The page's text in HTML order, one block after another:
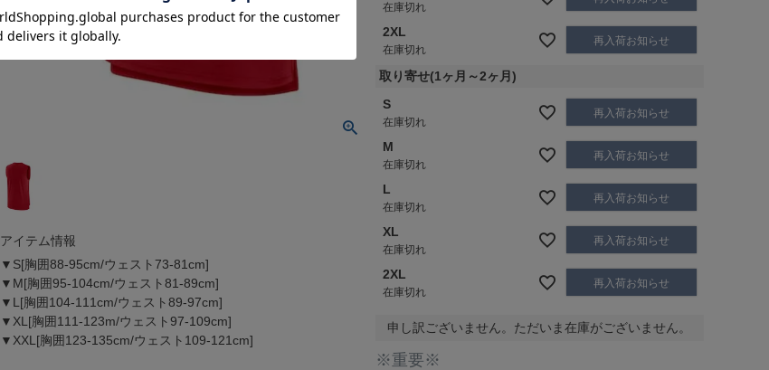
アイテム情報
▼S[胸囲88-95cm/ウェスト73-81cm]
▼M[胸囲95-104cm/ウェスト81-89cm]
▼L[胸囲104-111cm/ウェスト89-97cm]
▼XL[胸囲111-123m/ウェスト97-109cm]
▼XXL[胸囲123-135cm/ウェスト109-121cm]
在庫切れ
2XL
在庫切れ
再入荷お知らせ
取り寄せ(1ヶ月～2ヶ月)
S
在庫切れ
再入荷お知らせ
M
在庫切れ
再入荷お知らせ
L
在庫切れ
再入荷お知らせ
XL
在庫切れ
再入荷お知らせ
2XL
在庫切れ
再入荷お知らせ
申し訳ございません。ただいま在庫がございません。
※重要※